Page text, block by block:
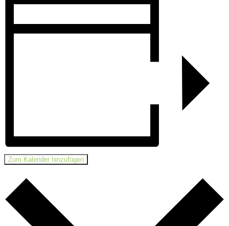
Zum Kalender hinzufügen